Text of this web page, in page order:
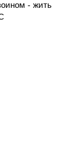
- жить